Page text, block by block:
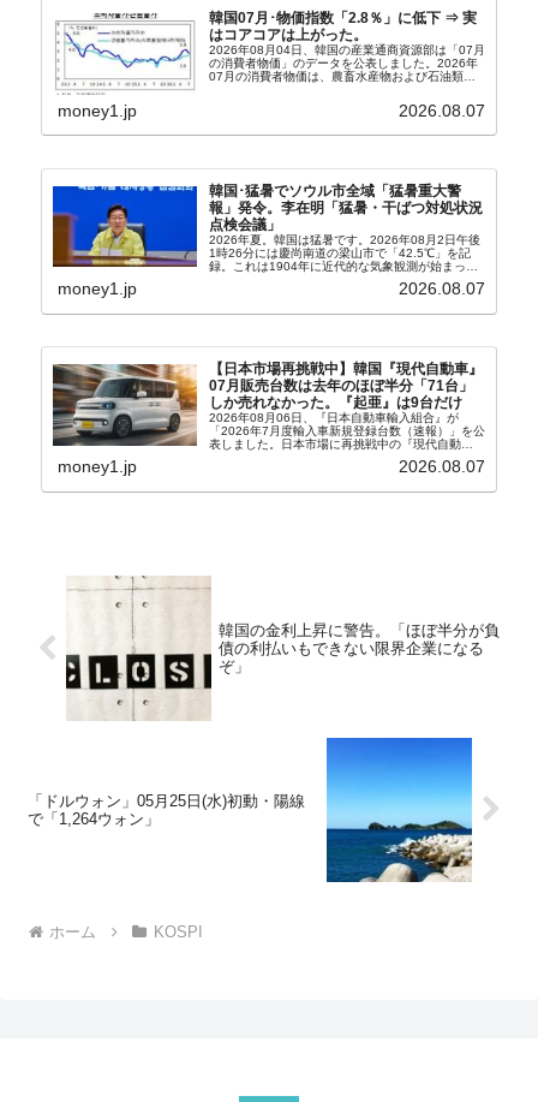
韓国07月･物価指数「2.8％」に低下 ⇒ 実
はコアコアは上がった。
2026年08月04日、韓国の産業通商資源部は「07月
の消費者物価」のデータを公表しました。2026年
07月の消費者物価は、農畜水産物および石油類の
2.8％上昇（06月は3.2％）となり、上昇率は前...
money1.jp 2026.08.07
韓国･猛暑でソウル市全域「猛暑重大警
報」発令。李在明「猛暑・干ばつ対処状況
点検会議」
2026年夏。韓国は猛暑です。2026年08月2日午後
1時26分には慶尚南道の梁山市で「42.5℃」を記
録。これは1904年に近代的な気象観測が始まって
ウル市全域への「猛暑重大警報」が発令され...
money1.jp 2026.08.07
【日本市場再挑戦中】韓国『現代自動車』
07月販売台数は去年のほぼ半分「71台」
しか売れなかった。『起亜』は9台だけ
2026年08月06日、『日本自動車輸入組合』が
「2026年7月度輸入車新規登録台数（速報）」を公
表しました。日本市場に再挑戦中の『現代自動
車』、また日本市場を攻略したい『BYD』の販売
台数はこの中に捉えられているはずです。先月から
money1.jp 2026.08.07
韓国の金利上昇に警告。「ほぼ半分が負
債の利払いもできない限界企業になる
ぞ」
「ドルウォン」05月25日(水)初動・陽線
で「1,264ウォン」
ホーム KOSPI